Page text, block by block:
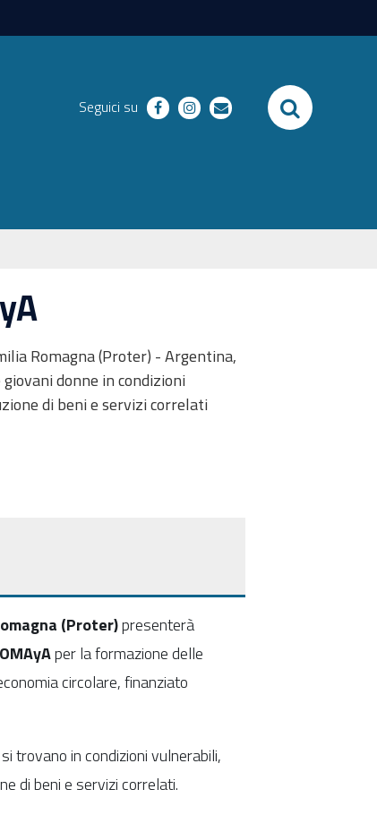
Seguici su facebookinstagram
email SEARCH
Romagna (Proter) - Argentina,
donne in condizioni
di beni e servizi correlati
(Proter)presenterà
per la formazione delle
circolare, finanziato
trovano in condizioni vulnerabili,
di beni e servizi correlati.